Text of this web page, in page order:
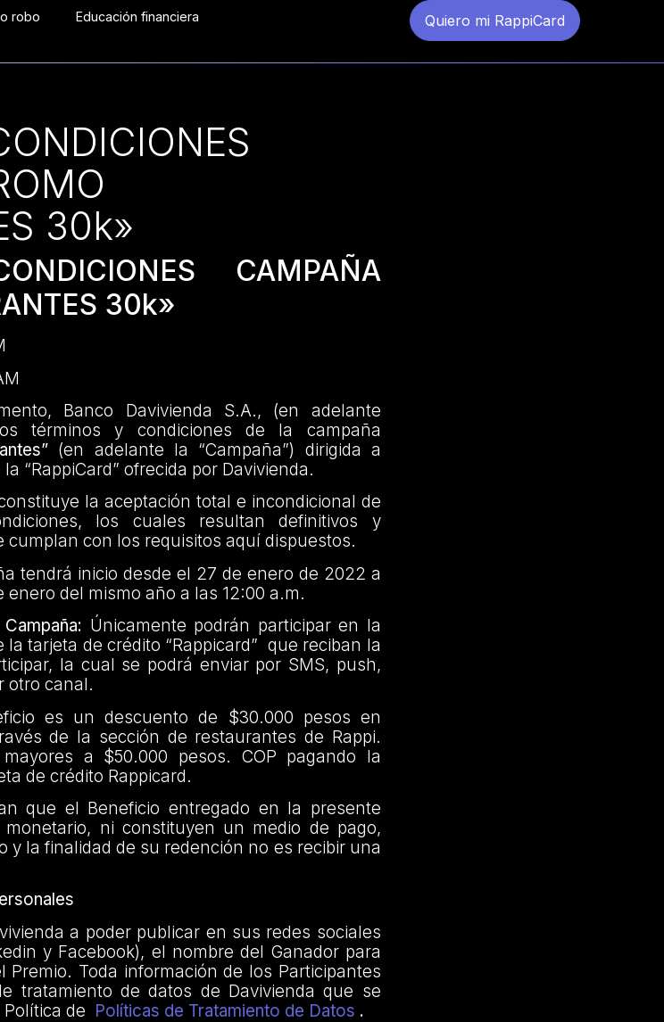
robo Educación financiera Quiero mi RappiCard
30k»
CAMPAÑA
30k»
Banco Davivienda S.A., (en adelante
términos y condiciones de la campaña
(en adelante la “Campaña”) dirigida a
“RappiCard” ofrecida por Davivienda.
la aceptación total e incondicional de
los cuales resultan definitivos y
con los requisitos aquí dispuestos.
tendrá inicio desde el 27 de enero de 2022 a
enero del mismo año a las 12:00 a.m.
Únicamente podrán participar en la
tarjeta de crédito “Rappicard” que reciban la
la cual se podrá enviar por SMS, push,
otro canal.
es un descuento de $30.000 pesos en
de la sección de restaurantes de Rappi.
a $50.000 pesos. COP pagando la
de crédito Rappicard.
que el Beneficio entregado en la presente
ni constituyen un medio de pago,
y la finalidad de su redención no es recibir una
a poder publicar en sus redes sociales
y Facebook), el nombre del Ganador para
Toda información de los Participantes
tratamiento de datos de Davivienda que se
de Políticas de Tratamiento de Datos .